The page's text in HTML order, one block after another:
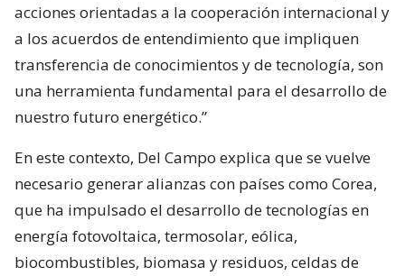
acciones orientadas a la cooperación internacional y
a los acuerdos de entendimiento que impliquen
transferencia de conocimientos y de tecnología, son
una herramienta fundamental para el desarrollo de
nuestro futuro energético.”
En este contexto, Del Campo explica que se vuelve
necesario generar alianzas con países como Corea,
que ha impulsado el desarrollo de tecnologías en
energía fotovoltaica, termosolar, eólica,
biocombustibles, biomasa y residuos, celdas de